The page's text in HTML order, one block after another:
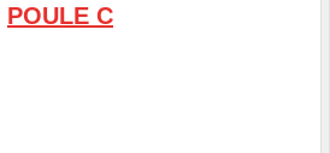
POULE C